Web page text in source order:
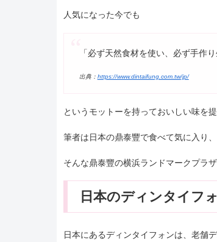
人気になった今でも
「必ず天然食材を使い、必ず手作
出典： https://www.dintaifung.com.tw/jp/
というモットーを持っておいしい味を
筆者は日本の鼎泰豐で食べて気に入り
そんな鼎泰豐の横浜ランドマークプラ
日本のディンタイフ
日本にあるディンタイフォンは、老舗